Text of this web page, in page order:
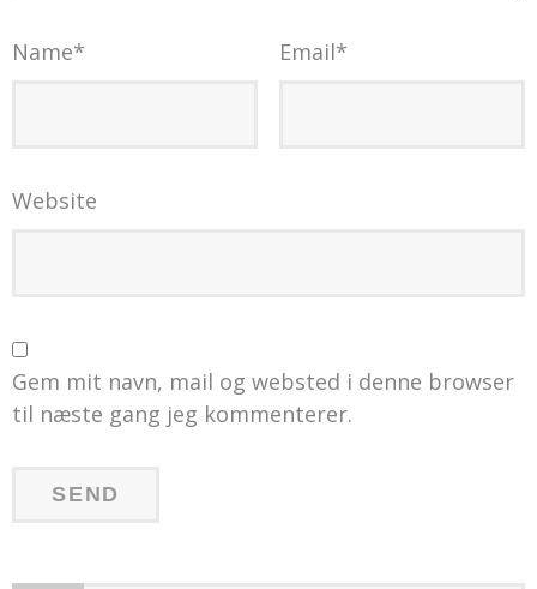
Name* Email*
Website
Gem mit navn, mail og websted i denne browser
til næste gang jeg kommenterer.